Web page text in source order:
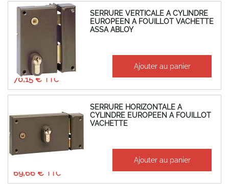
SERRURE VERTICALE A CYLINDRE
EUROPEEN A FOUILLOT VACHETTE
ASSA ABLOY
À partir de
70,15 €
58,46 € Ajouter au panier
SERRURE HORIZONTALE A
CYLINDRE EUROPEEN A FOUILLOT
VACHETTE
À partir de
69,66 €
Ajouter au panier